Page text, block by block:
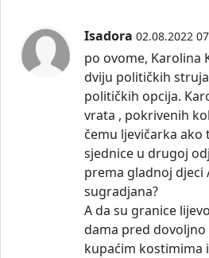
Isadora 02.08.2022
po ovome, Karolina
dviju političkih
političkih opcija.
vrata , pokrivenih
čemu ljevičarka ako
sjednice u drugoj
prema gladnoj djeci
sugradjana?
A da su granice
dama pred dovoljno
kupaćim kostimima